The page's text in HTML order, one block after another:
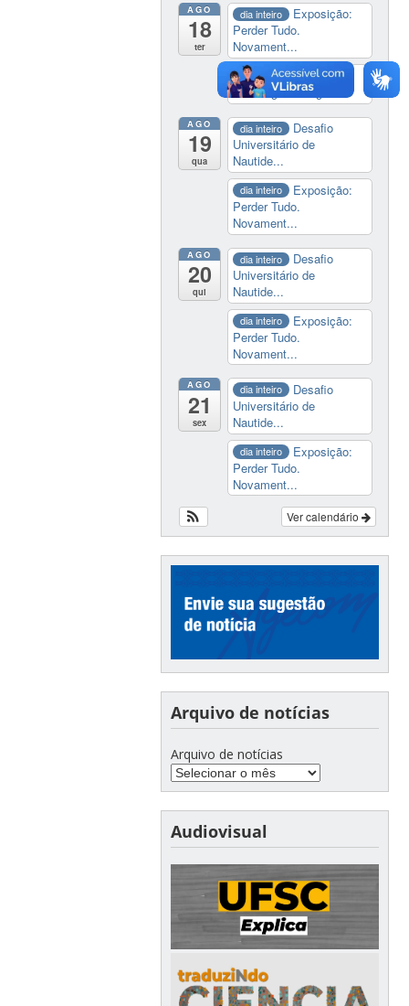
AGO
18
ter
dia inteiro
Exposição:
Perder Tudo.
Novament...
14:00 Soberania
tecnológica e digital
AGO
19
qua
dia inteiro
Desafio
Universitário de
Nautide...
dia inteiro
Exposição:
Perder Tudo.
Novament...
AGO
20
qui
dia inteiro
Desafio
Universitário de
Nautide...
dia inteiro
Exposição:
Perder Tudo.
Novament...
AGO
21
sex
dia inteiro
Desafio
Universitário de
Nautide...
dia inteiro
Exposição:
Perder Tudo.
Novament...
Ver calendário
Arquivo de notícias
Arquivo de notícias
Audiovisual